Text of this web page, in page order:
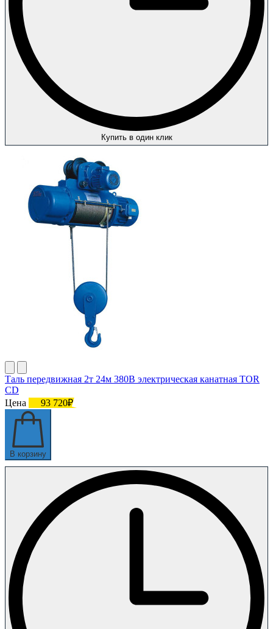
Купить в один клик
Таль передвижная 2т 24м 380В электрическая канатная TOR
CD
Цена
93 720₽
В корзину